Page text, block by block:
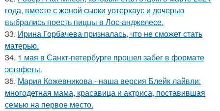
года, вместе с женой сьюки уотерхаус и дочерью
выбрались поесть пиццы в Лос-анджелесе.
33. Ирина Горбачева призналась, что не сможет стать
матерью.
34. 1 мая в Санкт-петербурге прошел забег в формате
эстафеты.
35. Мария Кожевникова - наша версия Блейк лайвли:
многодетная мама, красавица и актриса, поставившая
семью на первое место.